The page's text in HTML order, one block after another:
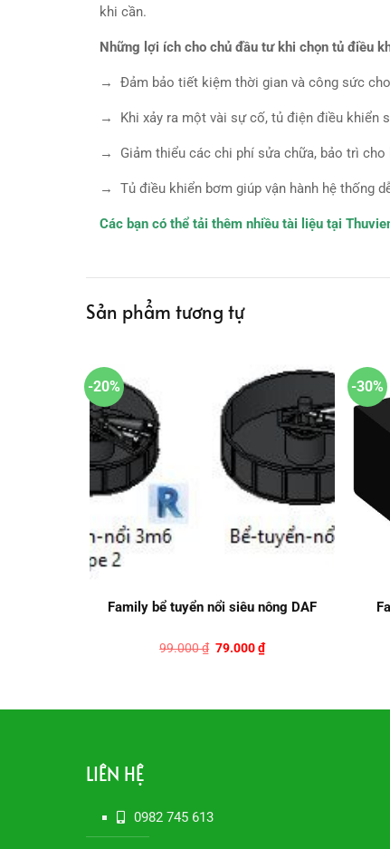
khi cần.
Những lợi ích cho chủ đầu tư khi chọn tủ điều
→ Đảm bảo tiết kiệm thời gian và công sức
→ Khi xảy ra một vài sự cố, tủ điện điều khiển
→ Giảm thiểu các chi phí sửa chữa, bảo trì cho
→ Tủ điều khiển bơm giúp vận hành hệ thống
Các bạn có thể tải thêm nhiều tài liệu tại
Sản phẩm tương tự
-20%
Family bể tuyển nổi siêu nông DAF
99.000₫ Giá
79.000₫Giá
hiện
-30%
LIÊN HỆ
0982 745 613